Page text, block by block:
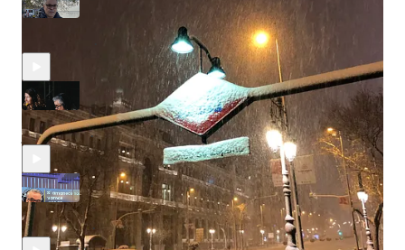
Especial H14 Dana: En directo desde Sedaví
Javier Casal
Hora 14 en Sant Jordi (2024)
jun 5, 2024 • Javier Casal
Si amanece nos vamos (2023)
ene 7, 2024 • Javier Casal